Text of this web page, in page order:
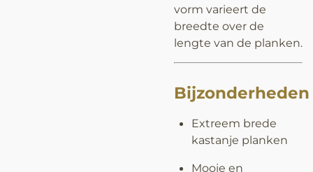
vorm varieert de
breedte over de
lengte van de planken.
Bijzonderheden
Extreem brede
kastanje planken
Mooie en